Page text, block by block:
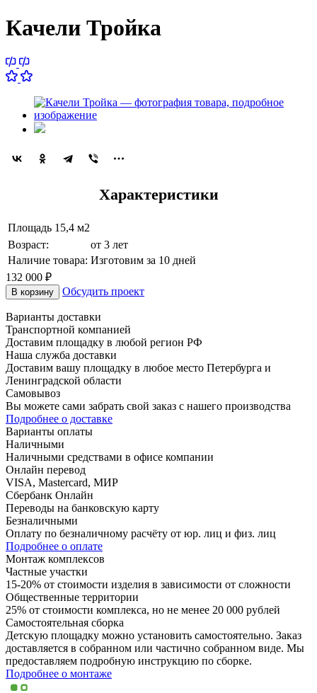
Качели Тройка
Характеристики
Площадь 15,4 м2
Возраст:
от 3 лет
Наличие товара: Изготовим за 10 дней
132 000 ₽
В корзину Обсудить проект
Варианты доставки
Транспортной компанией
Доставим площадку в любой регион РФ
Наша служба доставки
Доставим вашу площадку в любое место Петербурга и
Ленинградской области
Самовывоз
Вы можете сами забрать свой заказ с нашего производства
Подробнее о доставке
Варианты оплаты
Наличными
Наличными средствами в офисе компании
Онлайн перевод
VISA, Mastercard, МИР
Сбербанк Онлайн
Переводы на банковскую карту
Безналичными
Оплату по безналичному расчёту от юр. лиц и физ. лиц
Подробнее о оплате
Монтаж комплексов
Частные участки
15-20% от стоимости изделия в зависимости от сложности
Общественные территории
25% от стоимости комплекса, но не менее 20 000 рублей
Самостоятельная сборка
Детскую площадку можно установить самостоятельно. Заказ
доставляется в собранном или частично собранном виде. Мы
предоставляем подробную инструкцию по сборке.
Подробнее о монтаже